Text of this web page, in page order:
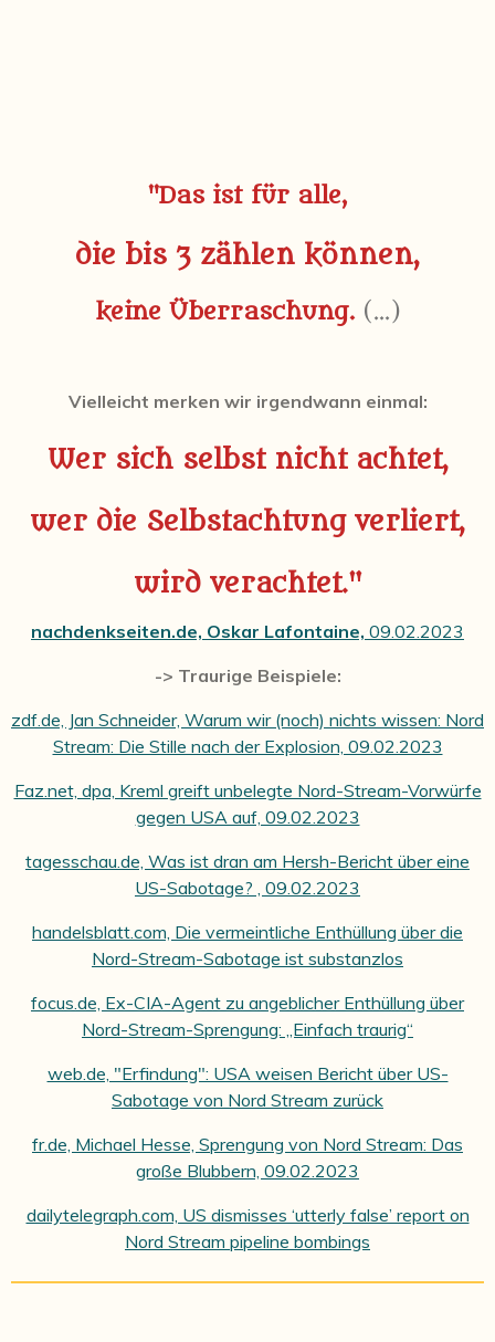
"Das ist für alle,
die bis 3 zählen können,
keine Überraschung. (...)
Vielleicht merken wir irgendwann einmal:
Wer sich selbst nicht achtet,
wer die Selbstachtung verliert,
wird verachtet."
nachdenkseiten.de, Oskar Lafontaine, 09.02.2023
-> Traurige Beispiele:
zdf.de, Jan Schneider, Warum wir (noch) nichts wissen: Nord
Stream: Die Stille nach der Explosion, 09.02.2023
Faz.net, dpa, Kreml greift unbelegte Nord-Stream-Vorwürfe
gegen USA auf, 09.02.2023
tagesschau.de, Was ist dran am Hersh-Bericht über eine
US-Sabotage? , 09.02.2023
handelsblatt.com, Die vermeintliche Enthüllung über die
Nord-Stream-Sabotage ist substanzlos
focus.de, Ex-CIA-Agent zu angeblicher Enthüllung über
Nord-Stream-Sprengung: „Einfach traurig“
web.de, "Erfindung": USA weisen Bericht über US-
Sabotage von Nord Stream zurück
fr.de, Michael Hesse, Sprengung von Nord Stream: Das
große Blubbern, 09.02.2023
dailytelegraph.com, US dismisses ‘utterly false’ report on
Nord Stream pipeline bombings